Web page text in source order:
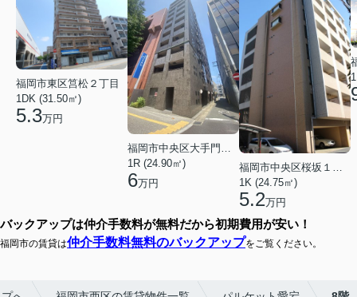
福岡市東区筥松２丁目
1DK (31.50㎡)
5.3万円
福岡市中央区大手門３丁目
1R (24.90㎡)
6万円
1K (24.75㎡)
5.2万円
バックアップは仲介手数料が無料だから初期費用が安い！
福岡市の賃貸は仲介手数料無料のバックアップをご覧ください。